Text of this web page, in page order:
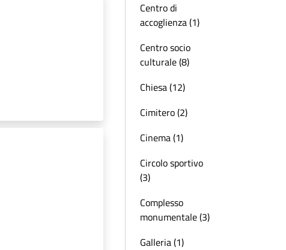
Centro di
accoglienza (1)
Centro socio
culturale (8)
Chiesa (12)
Cimitero (2)
Cinema (1)
Circolo sportivo
(3)
Complesso
monumentale (3)
Galleria (1)